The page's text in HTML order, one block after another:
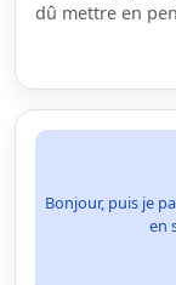
dû mettre en
Bonjour, puis je
en